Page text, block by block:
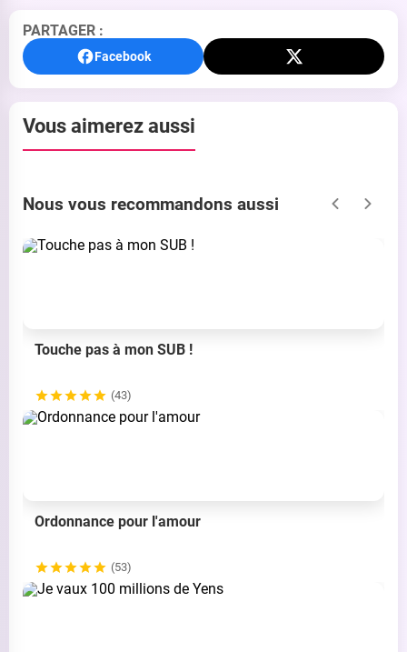
PARTAGER :
Facebook
Vous aimerez aussi
Nous vous recommandons aussi
Touche pas à mon SUB !
(43)
Ordonnance pour l'amour
(53)